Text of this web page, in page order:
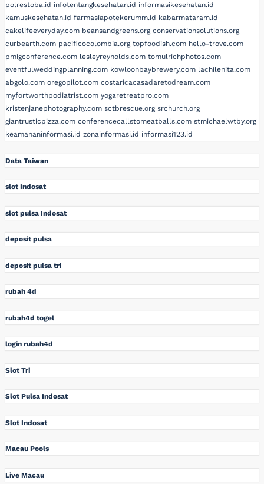
polrestoba.id infotentangkesehatan.id informasikesehatan.id
kamuskesehatan.id farmasiapotekerumm.id kabarmataram.id
cakelifeeveryday.com beansandgreens.org conservationsolutions.org
curbearth.com pacificocolombia.org topfoodish.com hello-trove.com
pmigconference.com lesleyreynolds.com tomulrichphotos.com
eventfulweddingplanning.com kowloonbaybrewery.com lachilenita.com
abgolo.com oregopilot.com costaricacasadaretodream.com
myfortworthpodiatrist.com yogaretreatpro.com
kristenjanephotography.com sctbrescue.org srchurch.org
giantrusticpizza.com conferencecallstomeatballs.com stmichaelwtby.org
keamananinformasi.id zonainformasi.id informasi123.id
Data Taiwan
slot Indosat
slot pulsa Indosat
deposit pulsa
deposit pulsa tri
rubah 4d
rubah4d togel
login rubah4d
Slot Tri
Slot Pulsa Indosat
Slot Indosat
Macau Pools
Live Macau